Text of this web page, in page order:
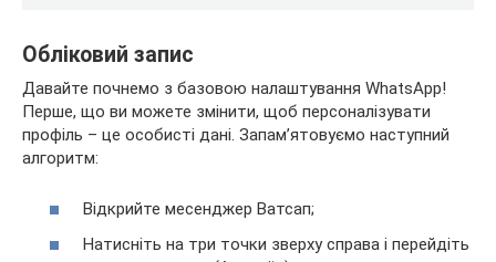
Обліковий запис
Давайте почнемо з базовою налаштування WhatsApp!
Перше, що ви можете змінити, щоб персоналізувати
профіль – це особисті дані. Запам’ятовуємо наступний
алгоритм:
Відкрийте месенджер Ватсап;
Натисніть на три точки зверху справа і перейдіть